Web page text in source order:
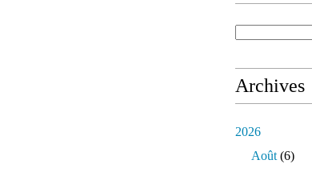
Archives
2026
Août (6)